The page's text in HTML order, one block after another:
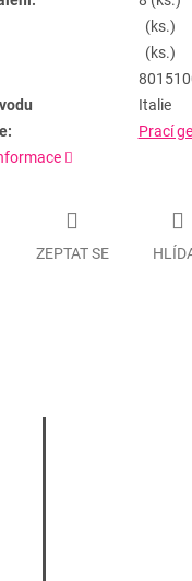
(ks.)
(ks.)
Italie
Prací
ZEPTAT SE